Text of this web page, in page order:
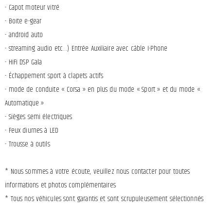
- Capot moteur vitré
- Boite e-gear
- android auto
- streaming audio etc…) Entrée Auxiliaire avec câble I-Phone
- HiFi DSP Gala
- Échappement sport à clapets actifs
- mode de conduite « Corsa » en plus du mode « Sport » et du mode «
Automatique »
- Sièges semi électriques
- Feux diurnes à LED
- Trousse à outils
* Nous sommes à votre écoute, veuillez nous contacter pour toutes
informations et photos complémentaires
* Tous nos véhicules sont garantis et sont scrupuleusement sélectionnés